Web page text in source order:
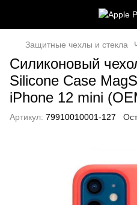
Защитные чехлы и стекла
Cиликоновый
Silicone Case
iPhone 12 mini
Артикул: 79910010001-127